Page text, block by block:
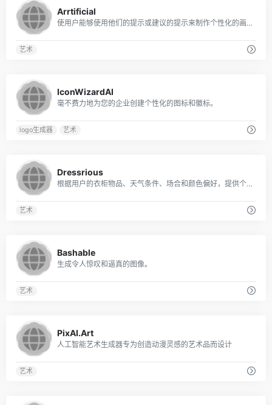
Arrtificial
使用户能够使用他们的提示或建议的提示来制作个性化的画布艺术
艺术
IconWizardAI
毫不费力地为您的企业创建个性化的图标和徽标。
logo生成器 艺术
Dressrious
根据用户的衣柜物品、天气条件、场合和颜色偏好，提供个性化的日常服装推荐。
艺术
Bashable
生成令人惊叹和逼真的图像。
艺术
PixAI.Art
人工智能艺术生成器专为创造动漫灵感的艺术品而设计
艺术